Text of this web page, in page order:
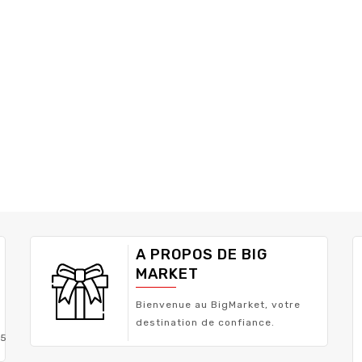
A PROPOS DE BIG
MARKET
Bienvenue au BigMarket, votre
destination de confiance.